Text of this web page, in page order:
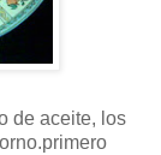
de aceite, los